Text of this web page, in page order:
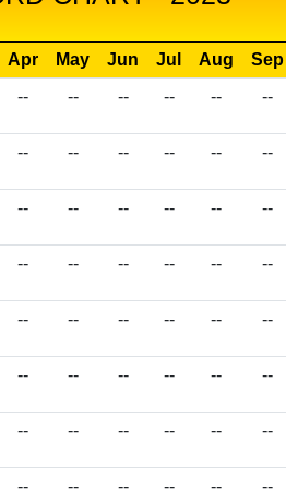
Apr May Jun Jul Aug
Sep
-- -- -- -- -- --
-- -- -- -- -- --
-- -- -- -- -- --
-- -- -- -- -- --
-- -- -- -- -- --
-- -- -- -- -- --
-- -- -- -- -- --